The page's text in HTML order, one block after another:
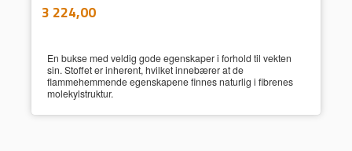
Pris
3 224,00mva.
En bukse med veldig gode egenskaper i forhold til vekten
sin. Stoffet er inherent, hvilket innebærer at de
flammehemmende egenskapene finnes naturlig i fibrenes
molekylstruktur.